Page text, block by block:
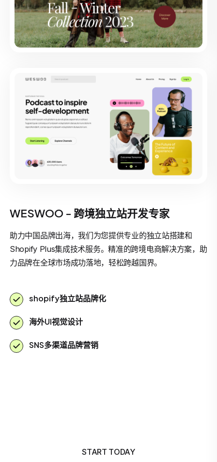
WESWOO - 跨境独立站开发专家
助力中国品牌出海，我们为您提供专业的独立站搭建和
Shopify Plus集成技术服务。精准的跨境电商解决方案，助
力品牌在全球市场成功落地，轻松跨越国界。
shopify独立站品牌化
海外UI视觉设计
SNS多渠道品牌营销
START TODAY